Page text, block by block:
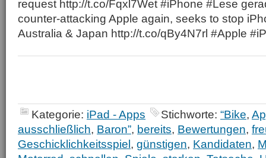
request http://t.co/Fqxl7Wet #iPhone #Lese
counter-attacking Apple again, seeks to stop
Australia & Japan http://t.co/qBy4N7rl #Apple
Kategorie: iPad - Apps Stichworte: “Bike,
ausschließlich, Baron”, bereits, Bewertungen,
Geschicklichkeitsspiel, günstigen, Kandidaten,